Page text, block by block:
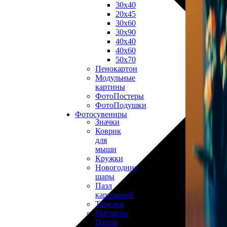
30х40
20х45
30х60
30х90
40х40
40х60
50х70
Пенокартон
Модульные
картины
ФотоПостеры
ФотоПодушки
Фотоcувениры
Значки
Коврик
для
мыши
Кружки
Новогодние
шары
Пазл
картонный
Тарелки
Магниты
Пазлы